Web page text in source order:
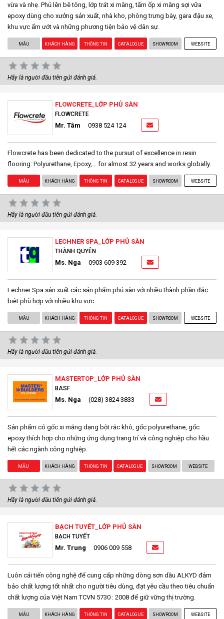
vừa và nhẹ. Phủ lên bê tông, lớp trát xi măng, tấm ốp xi măng sợi vữa
epoxy dùng cho xưởng sản xuất, nhà kho, phòng trưng bày, gara đậu xe,
khu vực ẩm ướt và những phương tiện bảo vệ dân sự.
MẪU KHÁCH HÀNG THÔNG TIN CATALOGUE SHOWROOM WEBSITE
Hãy là người đầu tiên gửi đánh giá.
FLOWCRETE_LỚP PHỦ SÀN
FLOWCRETE
Mr. Tâm 0938 524 124
Flowcrete has been dedicated to the pursuit of excellence in resin
flooring: Polyurethane, Epoxy,... for almost 32 years and works globally.
MẪU KHÁCH HÀNG THÔNG TIN CATALOGUE SHOWROOM WEBSITE
Hãy là người đầu tiên gửi đánh giá.
LECHNER SPA_LỚP PHỦ SÀN
THÀNH QUYÊN
Ms. Nga 0903 609 392
Lechner Spa sản xuất các sản phẩm phủ sàn với nhiều thành phần đặc
biệt phù hợp với nhiều khu vực
MẪU KHÁCH HÀNG THÔNG TIN CATALOGUE SHOWROOM WEBSITE
Hãy là người đầu tiên gửi đánh giá.
MASTERTOP_LỚP PHỦ SÀN
BASF
Ms. Nga (028) 3824 3833
Sản phẩm có gốc xi măng dạng bột rắc khô, gốc polyurethane, gốc
epoxy thích hợp cho những ứng dụng trang trí và công nghiệp cho hầu
hết các ngành công nghiệp.
MẪU KHÁCH HÀNG THÔNG TIN CATALOGUE SHOWROOM WEBSITE
Hãy là người đầu tiên gửi đánh giá.
BẠCH TUYẾT_LỚP PHỦ SÀN
BẠCH TUYẾT
Mr. Trung 0906 009 558
Luôn cải tiến công nghệ để cung cấp những dòng sơn dầu ALKYD đảm
bảo chất lượng tốt nhất cho người tiêu dùng, đạt yêu cầu theo tiêu chuẩn
chất lượng của Việt Nam TCVN 5730 : 2008 để giữ vững thị trường.
MẪU KHÁCH HÀNG THÔNG TIN CATALOGUE SHOWROOM WEBSITE